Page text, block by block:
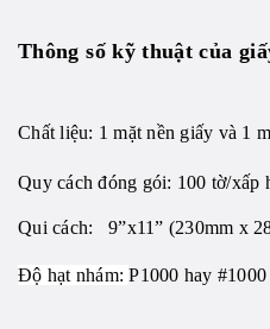
Thông số kỹ thuật của
Chất liệu: 1 mặt nền giấy và 1
Quy cách đóng gói: 100 tờ/xấp
Qui cách: 9”x11” (230mm x
Độ hạt nhám:P1000 hay #1000